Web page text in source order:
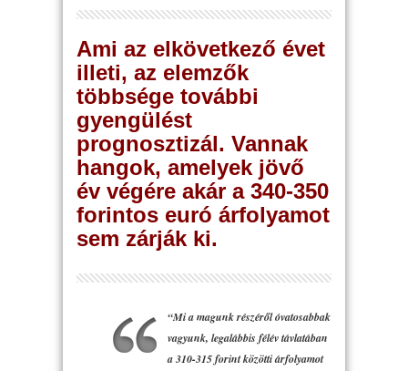
Ami az elkövetkező évet
illeti, az elemzők
többsége további
gyengülést
prognosztizál. Vannak
hangok, amelyek jövő
év végére akár a 340-350
forintos euró árfolyamot
sem zárják ki.
“Mi a magunk részéről óvatosabbak
vagyunk, legalábbis félév távlatában
a 310-315 forint közötti árfolyamot